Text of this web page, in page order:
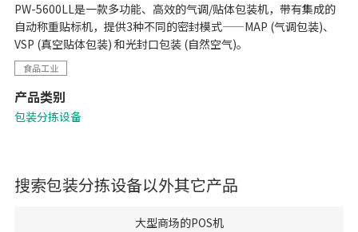
PW-5600LL是一款多功能、高效的气调/贴体包装机，带有集成的
自动称重贴标机，提供3种不同的密封模式——MAP (气调包装)、
VSP (真空贴体包装) 和光封口包装 (自然空气)。
食品工业
产品类别
包装分拣设备
搜索包装分拣设备以外其它产品
大型商场的POS机